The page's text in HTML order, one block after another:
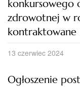
konkursowego
zdrowotnej w
kontraktowane
13 czerwiec 2024
Ogłoszenie